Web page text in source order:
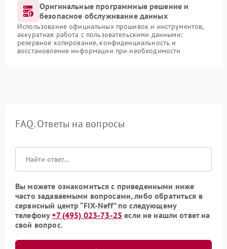
Оригинальные программные решение и
безопасное обслуживание данных
Использование официальных прошивок и инструментов,
аккуратная работа с пользовательскими данными:
резервное копирование, конфиденциальность и
восстановление информации при необходимости
FAQ. Ответы на вопросы
Вы можете ознакомиться с приведенными ниже
часто задаваемыми вопросами, либо обратиться в
сервисный центр “FIX-Neff” по следующему
телефону+7 (495) 023-73-25 если не нашли ответ на
свой вопрос.